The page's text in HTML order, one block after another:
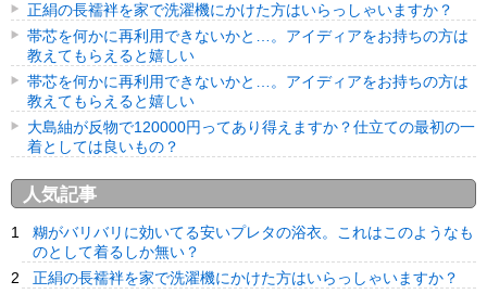
正絹の長襦袢を家で洗濯機にかけた方はいらっしゃいますか？
帯芯を何かに再利用できないかと…。アイディアをお持ちの方は
教えてもらえると嬉しい
帯芯を何かに再利用できないかと…。アイディアをお持ちの方は
教えてもらえると嬉しい
大島紬が反物で120000円ってあり得えますか？仕立ての最初の一
着としては良いもの？
人気記事
糊がバリバリに効いてる安いプレタの浴衣。これはこのようなも
のとして着るしか無い？
正絹の長襦袢を家で洗濯機にかけた方はいらっしゃいますか？